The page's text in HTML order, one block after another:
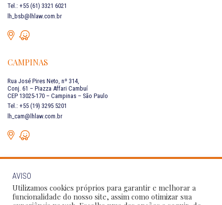
Tel.: +55 (61) 3321 6021
lh_bsb@lhlaw.com.br
CAMPINAS
Rua José Pires Neto, nº 314,
Conj. 61 – Piazza Affari Cambuí
CEP 13025-170 – Campinas – São Paulo
Tel.: +55 (19) 3295 5201
lh_cam@lhlaw.com.br
FALE CONOSCO
AVISO
Utilizamos cookies próprios para garantir e melhorar a
funcionalidade do nosso site, assim como otimizar sua